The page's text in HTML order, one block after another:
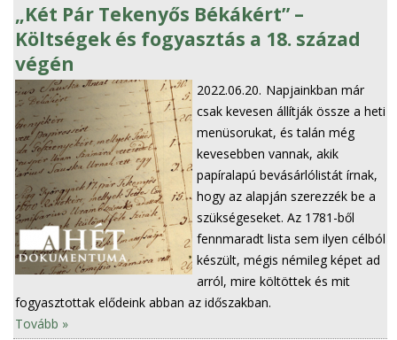
„Két Pár Tekenyős Békákért” –
Költségek és fogyasztás a 18. század
végén
2022.06.20. Napjainkban már
csak kevesen állítják össze a heti
menüsorukat, és talán még
kevesebben vannak, akik
papíralapú bevásárlólistát írnak,
hogy az alapján szerezzék be a
szükségeseket. Az 1781-ből
fennmaradt lista sem ilyen célból
készült, mégis némileg képet ad
arról, mire költöttek és mit
fogyasztottak elődeink abban az időszakban.
Tovább »